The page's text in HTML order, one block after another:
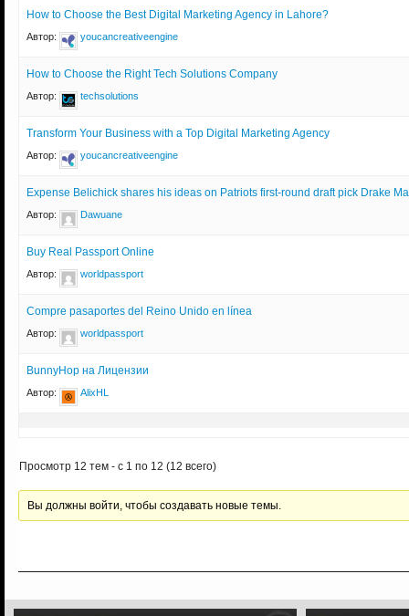
How to Choose the Best Digital Marketing Agency in Lahore?
Автор: youcancreativeengine
How to Choose the Right Tech Solutions Company
Автор: techsolutions
Transform Your Business with a Top Digital Marketing Agency
Автор: youcancreativeengine
Expense Belichick shares his ideas on Patriots first-round draft pick Drake
Автор: Dawuane
Buy Real Passport Online
Автор: worldpassport
Compre pasaportes del Reino Unido en línea
Автор: worldpassport
BunnyHop на Лицензии
Автор: AlixHL
Просмотр 12 тем - с 1 по 12 (12 всего)
Вы должны войти, чтобы создавать новые темы.